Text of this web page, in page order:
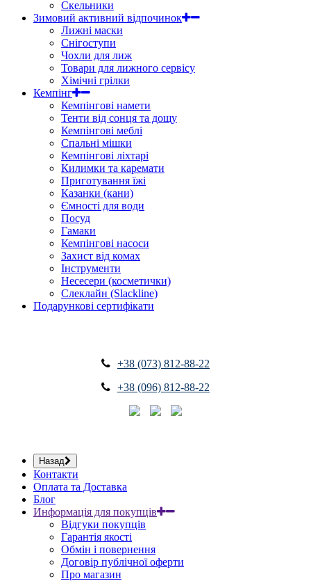
Скельники
Зимовий активний відпочинок
Лижні маски
Снігоступи
Чохли для лиж
Товари для лижного сервісу
Хімічні грілки
Кемпінг
Кемпінгові намети
Тенти від сонця та дощу
Кемпінгові меблі
Спальні мішки
Кемпінгові ліхтарі
Килимки та каремати
Приготування їжі
Казанки (кани)
Ємності для води
Посуд
Гамаки
Кемпінгові насоси
Захист від комах
Інструменти
Несесери (косметички)
Слеклайн (Slackline)
Подарункові сертифікати
+38 (073) 812-88-22
+38 (096) 812-88-22
Назад
Контакти
Оплата та Доставка
Блог
Информація для покупців
Відгуки покупців
Гарантія якості
Обмін і повернення
Договір публічної оферти
Про магазин